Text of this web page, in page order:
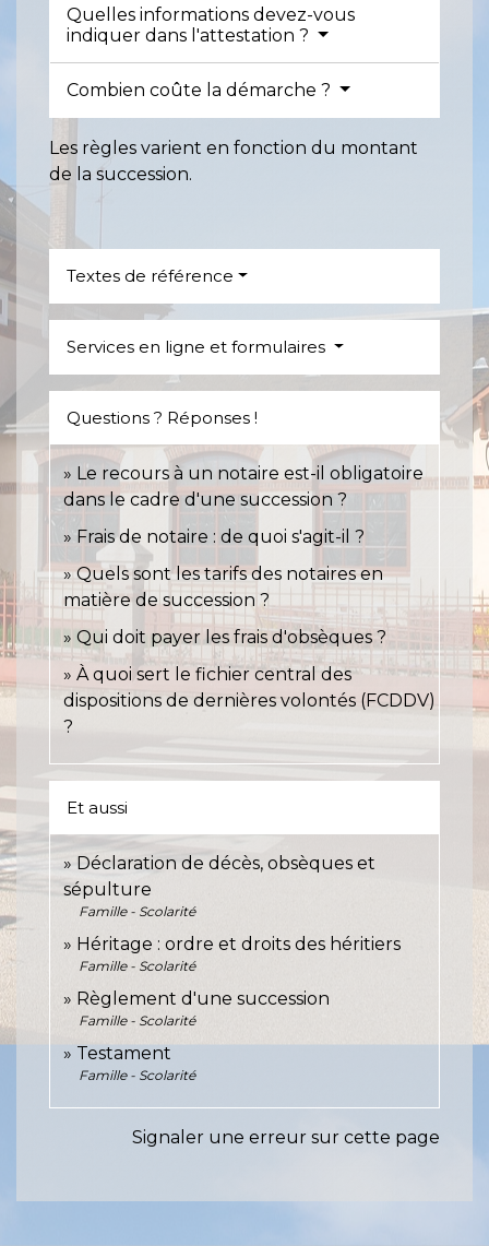
Quelles informations devez-vous
indiquer dans l'attestation ?
Combien coûte la démarche ?
Les règles varient en fonction du montant
de la succession.
Textes de référence
Services en ligne et formulaires
Questions ? Réponses !
Le recours à un notaire est-il obligatoire
dans le cadre d'une succession ?
Frais de notaire : de quoi s'agit-il ?
Quels sont les tarifs des notaires en
matière de succession ?
Qui doit payer les frais d'obsèques ?
À quoi sert le fichier central des
dispositions de dernières volontés (FCDDV)
?
Et aussi
Déclaration de décès, obsèques et
sépulture
Famille - Scolarité
Héritage : ordre et droits des héritiers
Famille - Scolarité
Règlement d'une succession
Famille - Scolarité
Testament
Famille - Scolarité
Signaler une erreur sur cette page